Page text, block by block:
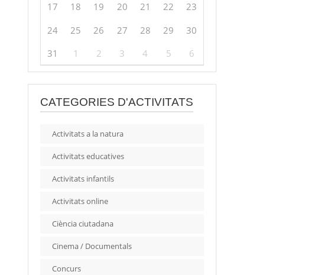
17
18 19 20 21 22
23
24
25 26 27 28 29
30
31
1 2 3 4 5 6
CATEGORIES D'ACTIVITATS
Activitats a la natura
Activitats educatives
Activitats infantils
Activitats online
Ciència ciutadana
Cinema / Documentals
Concurs